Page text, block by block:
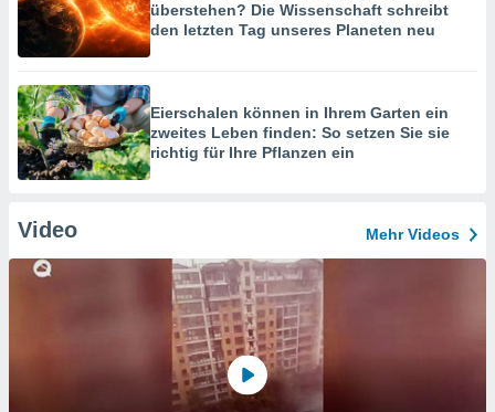
überstehen? Die Wissenschaft schreibt
den letzten Tag unseres Planeten neu
Eierschalen können in Ihrem Garten ein
zweites Leben finden: So setzen Sie sie
richtig für Ihre Pflanzen ein
Video Mehr Videos